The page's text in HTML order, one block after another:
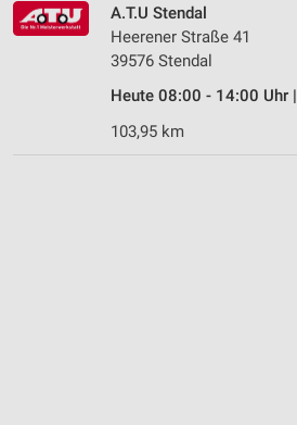
A.T.U Stendal
Heerener Straße 41
39576 Stendal
Heute 08:00 - 14:00 Uhr |
103,95 km